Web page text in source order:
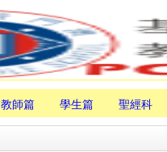
教師篇 學生篇 聖經科